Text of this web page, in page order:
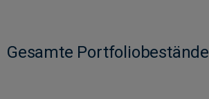
Gesamte Portfoliobestände